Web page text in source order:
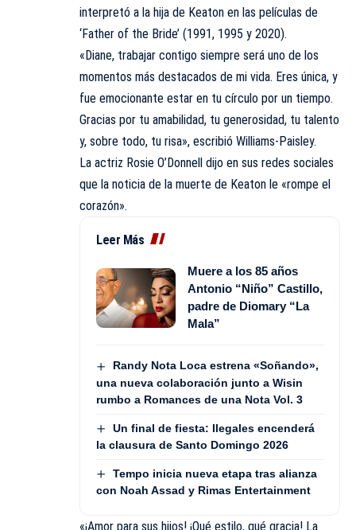
interpretó a la hija de Keaton en las películas de
‘Father of the Bride’ (1991, 1995 y 2020).
«Diane, trabajar contigo siempre será uno de los
momentos más destacados de mi vida. Eres única, y
fue emocionante estar en tu círculo por un tiempo.
Gracias por tu amabilidad, tu generosidad, tu talento
y, sobre todo, tu risa», escribió Williams-Paisley.
La actriz Rosie O’Donnell dijo en sus redes sociales
que la noticia de la muerte de Keaton le «rompe el
corazón».
Leer Más
Muere a los 85 años
Antonio “Niño” Castillo,
padre de Diomary “La
Mala”
Randy Nota Loca estrena «Soñando»,
una nueva colaboración junto a Wisin
rumbo a Romances de una Nota Vol. 3
Un final de fiesta: Ilegales encenderá
la clausura de Santo Domingo 2026
Tempo inicia nueva etapa tras alianza
con Noah Assad y Rimas Entertainment
«¡Amor para sus hijos! ¡Qué estilo, qué gracia! La